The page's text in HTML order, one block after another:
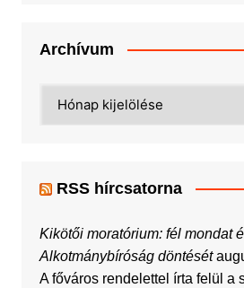
Archívum
RSS hírcsatorna
Kikötői moratórium: fél mondat
Alkotmánybíróság döntését
A főváros rendelettel írta felül a